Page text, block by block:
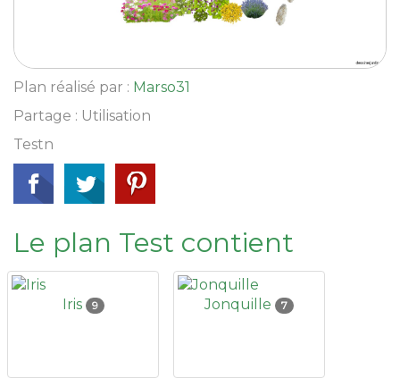
Plan réalisé par : Marso31
Partage : Utilisation
Testn
Le plan Test contient
Iris 9 Jonquille 7